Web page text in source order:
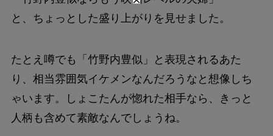
と、ちょっとした盛り上がりを見せました。
たとえ噂でも「竹野内豊似」と表現されるあた
り、相当雰囲気イケメンなんだろうなと想像しち
ゃいます。しょこたんが惚れた相手なら、きっと
人柄も含めて素敵なんでしょうね。